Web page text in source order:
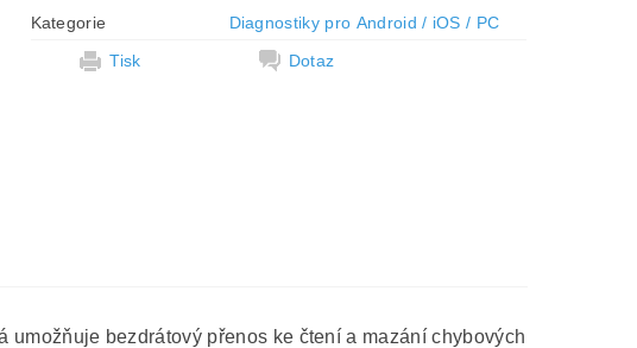
Kategorie
Diagnostiky pro Android / iOS / PC
Tisk
Dotaz
bezdrátový přenos ke čtení a mazání chybových